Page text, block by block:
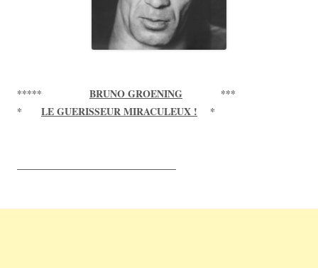
***** BRUNO GROENING ***
* LE GUERISSEUR MIRACULEUX ! *